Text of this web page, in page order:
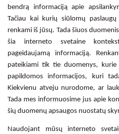
bendrą informaciją apie
Tačiau kai kurių siūlomų
renkami iš jūsų. Tada šiuos
šia interneto svetaine
pageidaujamą informaciją.
pateikiami tik tie duomenys,
papildomos informacijos, kuri
Kiekvienu atveju nurodome, ar
Tada mes informuosime jus apie
šių duomenų apsaugos nuostatų
Naudojant mūsų interneto